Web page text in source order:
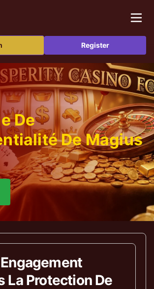
Register
De
De Magius
La Protection De